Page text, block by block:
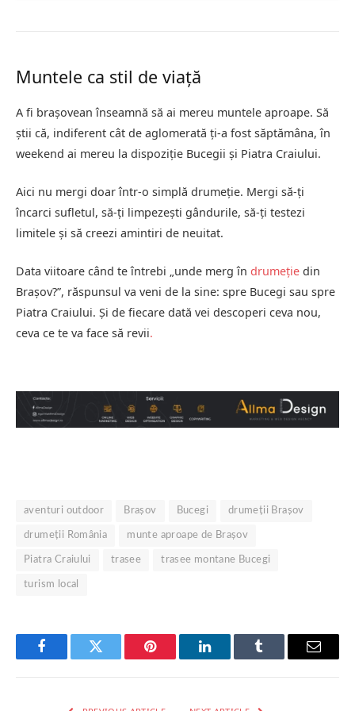
Muntele ca stil de viață
A fi brașovean înseamnă să ai mereu muntele aproape. Să
știi că, indiferent cât de aglomerată ți-a fost săptămâna, în
weekend ai mereu la dispoziție Bucegii și Piatra Craiului.
Aici nu mergi doar într-o simplă drumeție. Mergi să-ți
încarci sufletul, să-ți limpezești gândurile, să-ți testezi
limitele și să creezi amintiri de neuitat.
Data viitoare când te întrebi „unde merg în drumeție din
Brașov?”, răspunsul va veni de la sine: spre Bucegi sau spre
Piatra Craiului. Și de fiecare dată vei descoperi ceva nou,
ceva ce te va face să revii.
aventuri outdoor Brașov Bucegi drumeții Brașov
drumeții România munte aproape de Brașov
Piatra Craiului trasee trasee montane Bucegi
turism local
FacebookTwitter Pinterest LinkedInTumblr Email